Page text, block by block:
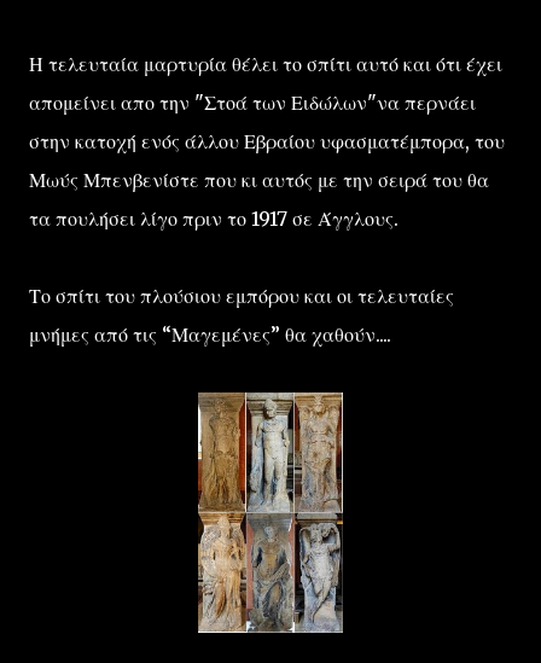
Η τελευταία μαρτυρία θέλει το σπίτι αυτό και ότι έχει
απομείνει απο την "Στοά των Ειδώλων"να περνάει
στην κατοχή ενός άλλου Εβραίου υφασματέμπορα, του
Μωύς Μπενβενίστε που κι αυτός με την σειρά του θα
τα πουλήσει λίγο πριν το 1917 σε Άγγλους.
Το σπίτι του πλούσιου εμπόρου και οι τελευταίες
μνήμες από τις “Μαγεμένες” θα χαθούν....